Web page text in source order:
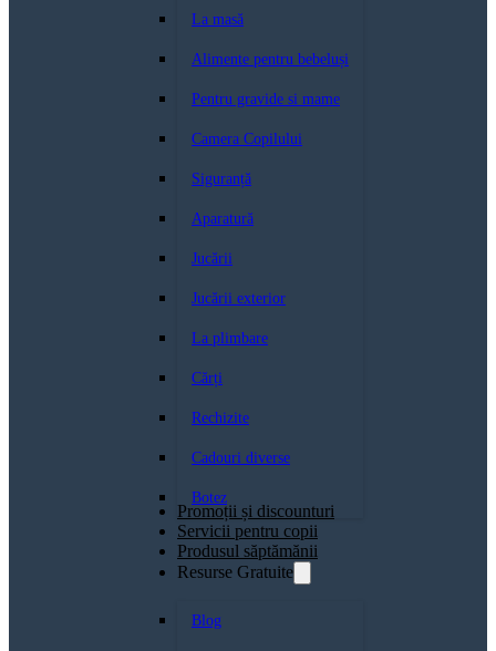
La masă
Alimente pentru bebeluși
Pentru gravide si mame
Camera Copilului
Siguranță
Aparatură
Jucării
Jucării exterior
La plimbare
Cărți
Rechizite
Cadouri diverse
Botez
Promoții și discounturi
Servicii pentru copii
Produsul săptămănii
Resurse Gratuite
Blog